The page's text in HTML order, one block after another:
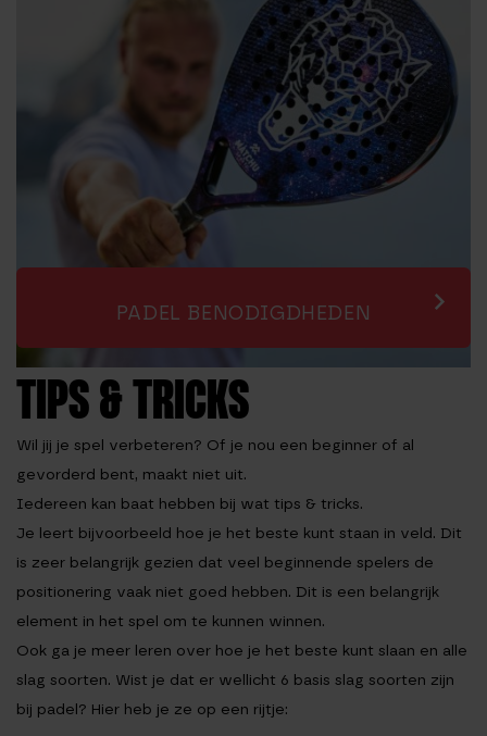
PADEL BENODIGDHEDEN
TIPS & TRICKS
Wil jij je spel verbeteren? Of je nou een beginner of al
gevorderd bent, maakt niet uit.
Iedereen kan baat hebben bij wat tips & tricks.
Je leert bijvoorbeeld hoe je het beste kunt staan in veld. Dit
is zeer belangrijk gezien dat veel beginnende spelers de
positionering vaak niet goed hebben. Dit is een belangrijk
element in het spel om te kunnen winnen.
Ook ga je meer leren over hoe je het beste kunt slaan en alle
slag soorten. Wist je dat er wellicht 6 basis slag soorten zijn
bij padel? Hier heb je ze op een rijtje: